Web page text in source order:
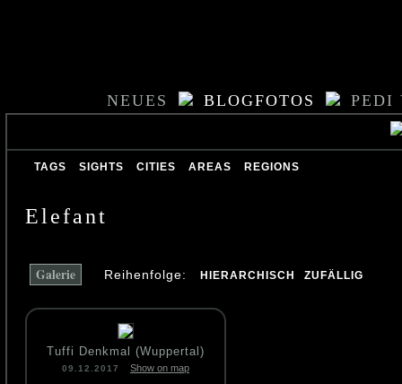
NEUES BLOGFOTOS PEDI
TAGS SIGHTS CITIES AREAS REGIONS
Elefant
Galerie Reihenfolge: HIERARCHISCH ZUFÄLLIG
Tuffi Denkmal (Wuppertal)
09.12.2017 Show on map